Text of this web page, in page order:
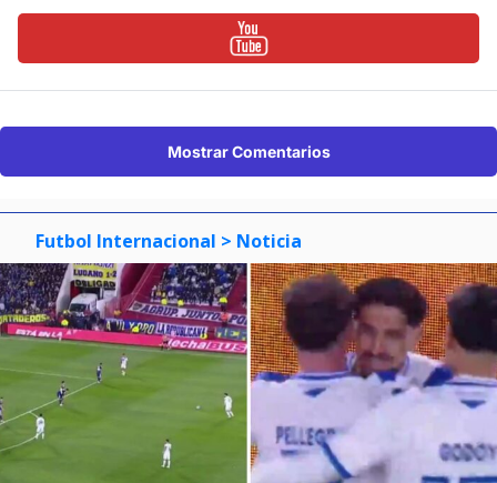
Mostrar Comentarios
Futbol Internacional > Noticia